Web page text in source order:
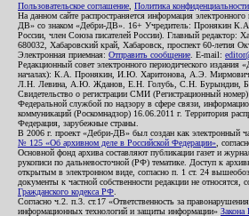
Пользовательское соглашение Политика конфиденциальности
На данном сайте распространяется информация
ДВ» со знаком «Дебри-ДВ». 16+ Учредитель: Пронякин
России, член Союза писателей России). Главный редактор:
680032, Хабаровский край, Хабаровск, проспект 60-летия
Электронная приемная: Отправить сообщение . E-mail:
Редакционный совет электронного периодического
началах): К.А. Пронякин, И.Ю. Харитонова, А.Э.
Л.Н. Левина, А.Ю. Жданов, Е.Н. Голубь, С.Н. Бурындин,
Свидетельство о регистрации СМИ (Регистрационный номер)
Федеральной службой по надзору в сфере связи,
коммуникаций (Роскомнадзор) 16.06.2011 г. Территория
Федерация, зарубежные страны.
В 2006 г. проект «Дебри-ДВ» был создан как электронный
№ 125 «Об архивном деле в Российской Федерации» ,
Основной фонд архива составляют публикации газет и
рукописи по дальневосточной (РФ) тематике. Доступ к
открытым в электронном виде, согласно п. 1 ст. 24
документы к частной собственности редакции не относятся,
Гражданского кодекса РФ
Согласно ч.2. п.3. ст.17 «Ответственность за
информационных технологий и защиты информации»